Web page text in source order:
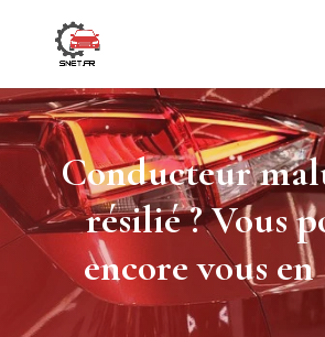
Conducteur
résilié ? Vous
encore vous